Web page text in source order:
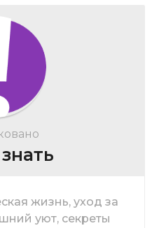
жизнь, уход за
уют, секреты